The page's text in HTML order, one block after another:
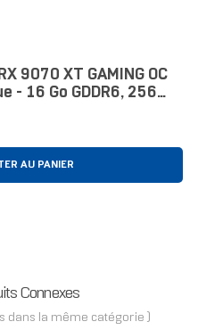
9070 XT GAMING OC
- 16 Go GDDR6, 256
MHz Fréquence Du
AU PANIER
Connexes
dans la même catégorie )